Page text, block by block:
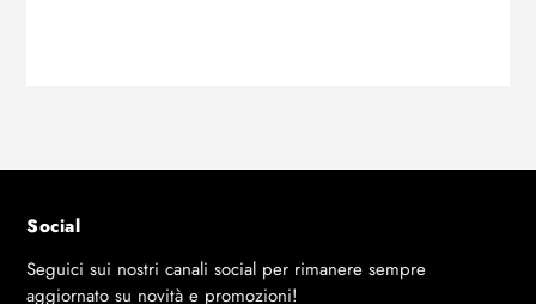
Social
Seguici sui nostri canali social per rimanere sempre
aggiornato su novità e promozioni!